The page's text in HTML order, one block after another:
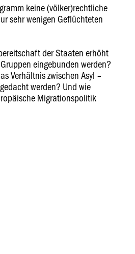
keine (völker)rechtliche
sehr wenigen Geflüchteten
der Staaten erhöht
eingebunden werden?
Verhältnis zwischen Asyl –
werden? Und wie
Migrationspolitik